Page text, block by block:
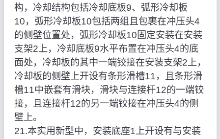
构，冷却结构包括冷却底板9、弧形冷却板
10，弧形冷却板10包括两组且包裹在冲压头4
的侧壁位置处，弧形冷却板10固定安装在安装
支架2上，冷却底板9水平布置在冲压头4的底
面处，冷却板的其中一端铰接在安装支架2上，
冷却板的侧壁上开设有条形滑槽11，且条形滑
槽11中嵌套有滑块，滑块与连接杆12的一端铰
接，且连接杆12的另一端铰接在冲压头4的侧
壁上。
21.本实用新型中，安装底座1上开设有与安装